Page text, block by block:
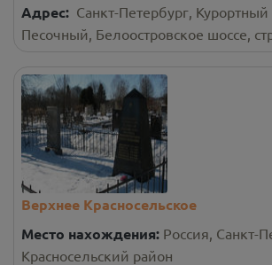
Адрес: Санкт-Петербург,
Песочный, Белоостровское шоссе,
Верхнее Красносельское
Место нахождения: Россия, Санкт-
Красносельский район